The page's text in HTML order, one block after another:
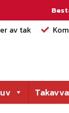
av tak